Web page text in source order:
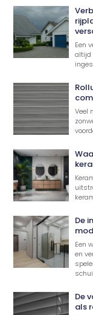
Een
altijd
Veel
De
Een
en
De
als